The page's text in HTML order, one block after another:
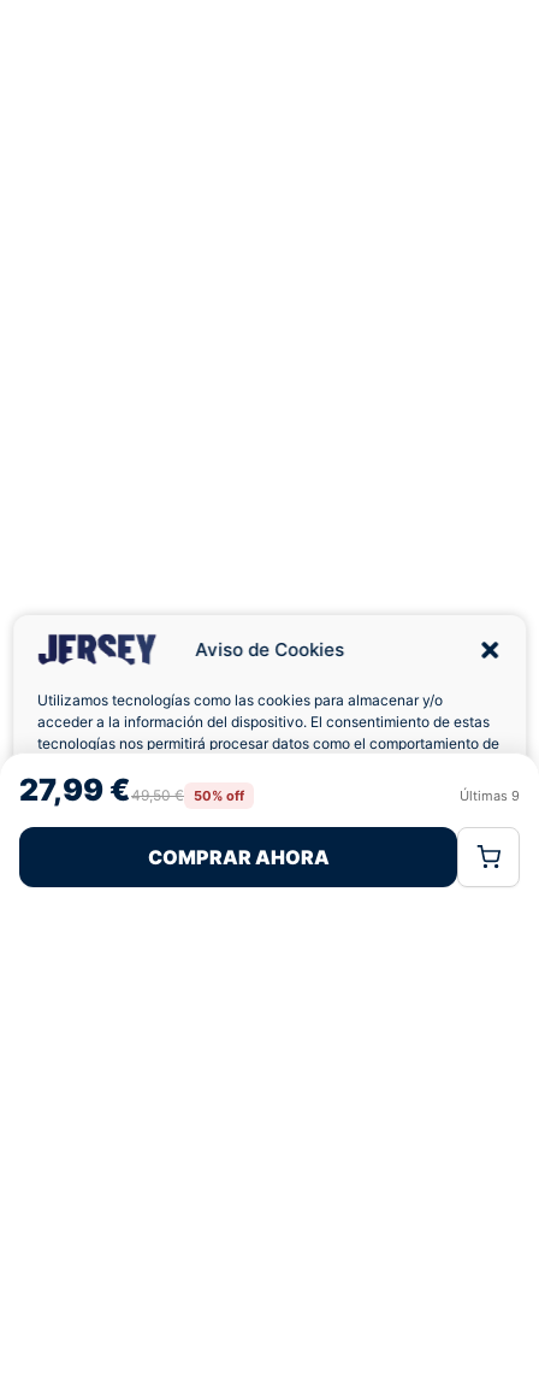
Aviso de Cookies
Utilizamos tecnologías como las cookies para almacenar y/o
acceder a la información del dispositivo. El consentimiento de estas
tecnologías nos permitirá procesar datos como el comportamiento de
retirar el consentimiento, puede afectar negativamente a ciertas
características y funciones.
Rechazar
Política de CookiesPolítica de Privacidad
27,99 €49,50 € 50% off Últimas 9
COMPRAR AHORA
Envíos a Domicilio